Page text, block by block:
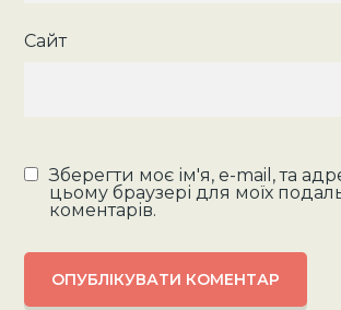
Сайт
Зберегти моє ім'я, e-mail, та
цьому браузері для моїх
коментарів.